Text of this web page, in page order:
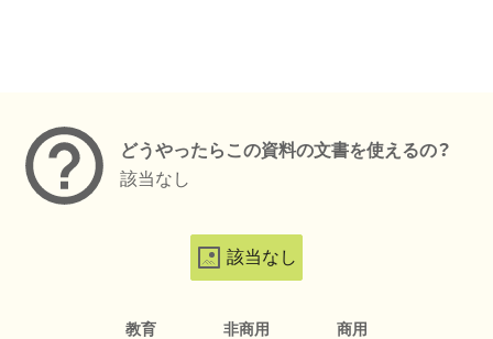
どうやったらこの資料の文書を使えるの？
該当なし
該当なし
教育 非商用 商用